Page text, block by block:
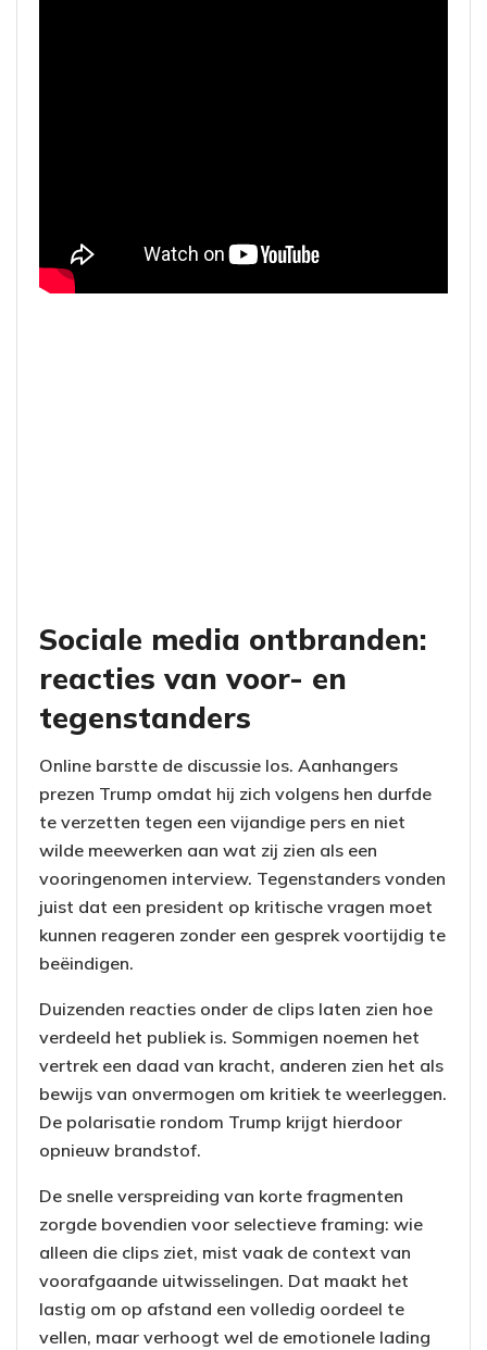
Sociale media ontbranden:
reacties van voor- en
tegenstanders
Online barstte de discussie los. Aanhangers
prezen Trump omdat hij zich volgens hen durfde
te verzetten tegen een vijandige pers en niet
wilde meewerken aan wat zij zien als een
vooringenomen interview. Tegenstanders vonden
juist dat een president op kritische vragen moet
kunnen reageren zonder een gesprek voortijdig te
beëindigen.
Duizenden reacties onder de clips laten zien hoe
verdeeld het publiek is. Sommigen noemen het
vertrek een daad van kracht, anderen zien het als
bewijs van onvermogen om kritiek te weerleggen.
De polarisatie rondom Trump krijgt hierdoor
opnieuw brandstof.
De snelle verspreiding van korte fragmenten
zorgde bovendien voor selectieve framing: wie
alleen die clips ziet, mist vaak de context van
voorafgaande uitwisselingen. Dat maakt het
lastig om op afstand een volledig oordeel te
vellen, maar verhoogt wel de emotionele lading